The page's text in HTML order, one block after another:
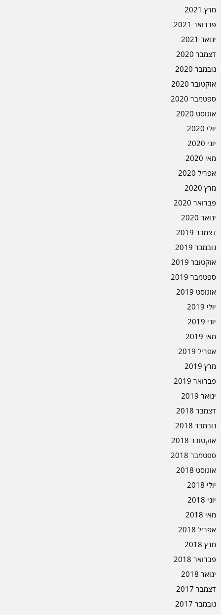
מרץ 2021
פברואר 2021
ינואר 2021
דצמבר 2020
נובמבר 2020
אוקטובר 2020
ספטמבר 2020
אוגוסט 2020
יולי 2020
יוני 2020
מאי 2020
אפריל 2020
מרץ 2020
פברואר 2020
ינואר 2020
דצמבר 2019
נובמבר 2019
אוקטובר 2019
ספטמבר 2019
אוגוסט 2019
יולי 2019
יוני 2019
מאי 2019
אפריל 2019
מרץ 2019
פברואר 2019
ינואר 2019
דצמבר 2018
נובמבר 2018
אוקטובר 2018
ספטמבר 2018
אוגוסט 2018
יולי 2018
יוני 2018
מאי 2018
אפריל 2018
מרץ 2018
פברואר 2018
ינואר 2018
דצמבר 2017
נובמבר 2017